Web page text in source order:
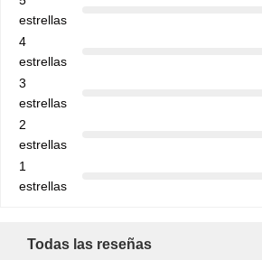
estrellas
4
estrellas
3
estrellas
2
estrellas
1
estrellas
Todas las reseñas